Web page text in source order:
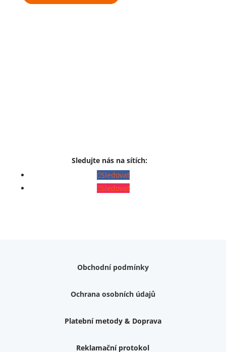
Sledujte nás na sítích:
Sledovat
Sledovat
Obchodní podmínky
Ochrana osobních údajů
Platební metody & Doprava
Reklamační protokol